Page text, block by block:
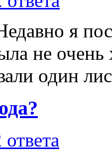
я
не
один
ответа